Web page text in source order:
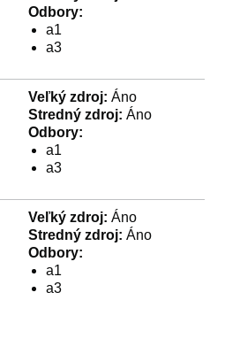
Odbory:
a1
a3
Veľký zdroj: Áno
Stredný zdroj: Áno
Odbory:
a1
a3
Veľký zdroj: Áno
Stredný zdroj: Áno
Odbory:
a1
a3